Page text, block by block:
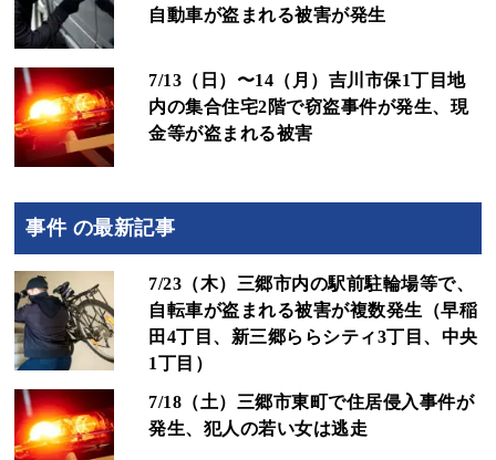
自動車が盗まれる被害が発生
7/13（日）〜14（月）吉川市保1丁目地
内の集合住宅2階で窃盗事件が発生、現
金等が盗まれる被害
事件 の最新記事
7/23（木）三郷市内の駅前駐輪場等で、
自転車が盗まれる被害が複数発生（早稲
田4丁目、新三郷ららシティ3丁目、中央
1丁目）
7/18（土）三郷市東町で住居侵入事件が
発生、犯人の若い女は逃走